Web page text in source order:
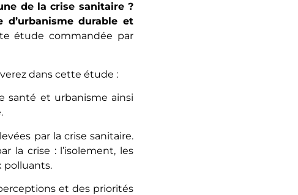
de la crise sanitaire ?
d’urbanisme durable et
étude commandée par
dans cette étude :
santé et urbanisme ainsi
par la crise sanitaire.
la crise : l’isolement, les
polluants.
et des priorités